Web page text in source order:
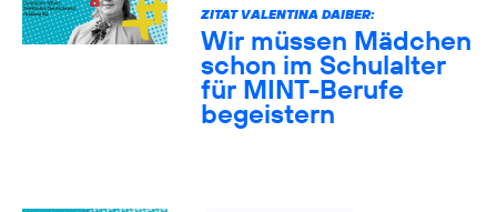
ZITAT VALENTINA DAIBER:
Wir müssen Mädchen
schon im Schulalter
für MINT-Berufe
begeistern